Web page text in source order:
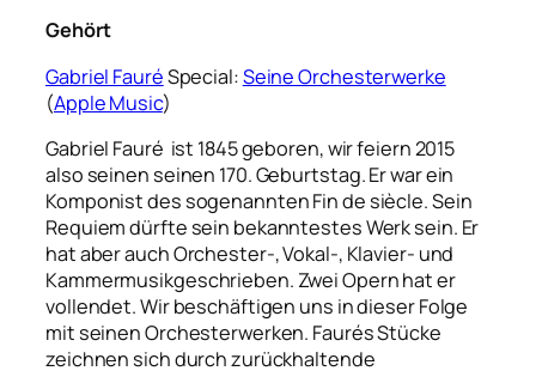
Gehört
Gabriel FauréSpecial:Seine Orchesterwerke
(Apple Music)
Gabriel Fauré ist 1845 geboren, wir feiern 2015
also seinen seinen 170. Geburtstag. Er war ein
Komponist des sogenannten Fin de siècle. Sein
Requiem dürfte sein bekanntestes Werk sein. Er
hat aber auch Orchester-, Vokal-, Klavier- und
Kammermusikgeschrieben. Zwei Opern hat er
vollendet. Wir beschäftigen uns in dieser Folge
mit seinen Orchesterwerken. Faurés Stücke
zeichnen sich durch zurückhaltende